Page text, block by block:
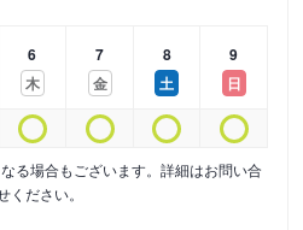
6
木
7
金
8
土
9
日
る場合もございます。詳細はお問い合
ください。